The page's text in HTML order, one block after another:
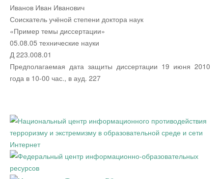
Иванов Иван Иванович
Соискатель учёной степени доктора наук
«Пример темы диссертации»
05.08.05 технические науки
Д 223.008.01
Предполагаемая дата защиты диссертации 19 июня 2010
года в 10-00 час., в ауд. 227